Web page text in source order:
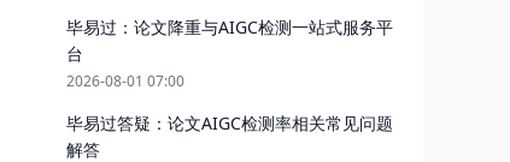
毕易过：论文降重与AIGC检测一站式服务平
台
2026-08-01 07:00
毕易过答疑：论文AIGC检测率相关常见问题
解答